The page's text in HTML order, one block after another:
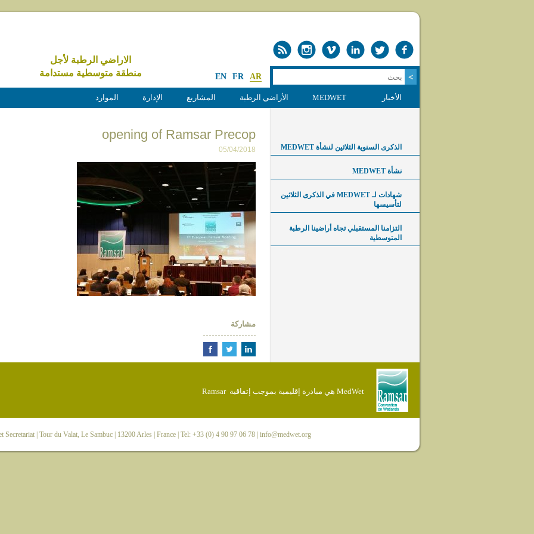
الاراضي الرطبة لأجل
منطقة متوسطية مستدامة
EN FR AR
الأخبار MEDWET الأراضي الرطبة المشاريع الإدارة الموارد
opening of Ramsar Precop
05/04/2018
مشاركة
الذكرى السنوية الثلاثين لنشأة MEDWET
نشأة MEDWET
شهادات لـ MEDWET في الذكرى الثلاثين
لتأسيسها
التزامنا المستقبلي تجاه أراضينا الرطبة
المتوسطية
MedWet هي مبادرة إقليمية بموجب إتفاقية Ramsar
Secretariat| Tour du Valat, Le Sambuc | 13200 Arles | France | Tel: +33 (0) 4 90 97 06 78 | info@medwet.org